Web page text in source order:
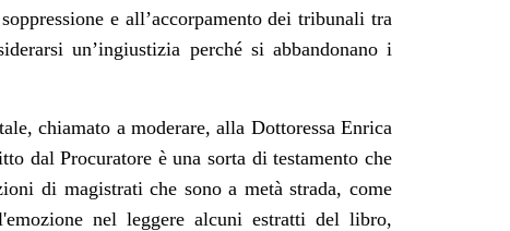
e all’accorpamento dei tribunali tra
un’ingiustizia perché si abbandonano i
chiamato a moderare, alla Dottoressa Enrica
dal Procuratore è una sorta di testamento che
di magistrati che sono a metà strada, come
nel leggere alcuni estratti del libro,